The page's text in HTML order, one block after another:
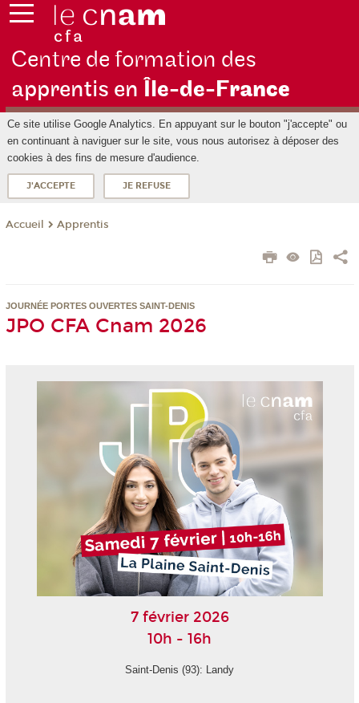
Centre de formation des
apprentis en Île-de-France
Ce site utilise Google Analytics. En appuyant sur le bouton "j'accepte" ou
en continuant à naviguer sur le site, vous nous autorisez à déposer des
cookies à des fins de mesure d'audience.
J'ACCEPTE JE REFUSE
Accueil Apprentis
JOURNÉE PORTES OUVERTES SAINT-DENIS
JPO CFA Cnam 2026
7 février 2026
10h - 16h
Saint-Denis (93): Landy